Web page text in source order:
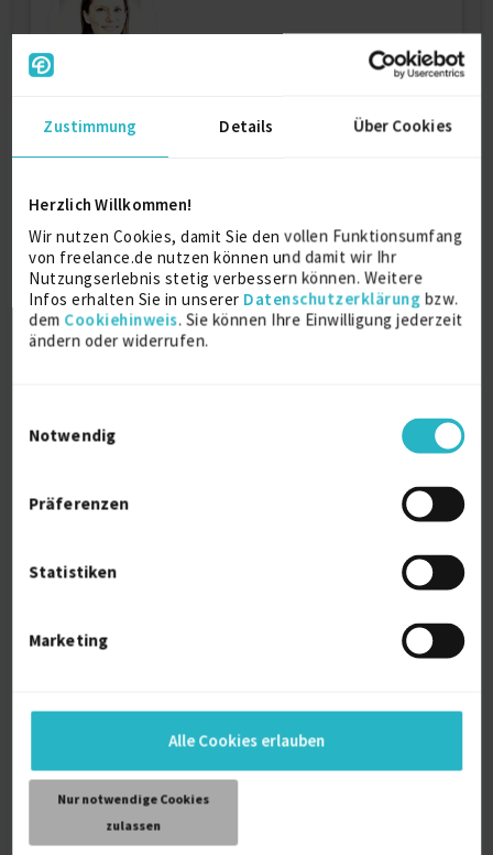
Zustimmung Details Über Cookies
Herzlich Willkommen!
Wir nutzen Cookies, damit Sie den vollen Funktionsumfang
von freelance.de nutzen können und damit wir Ihr
Nutzungserlebnis stetig verbessern können. Weitere
Infos erhalten Sie in unserer Datenschutzerklärung bzw.
dem Cookiehinweis. Sie können Ihre Einwilligung jederzeit
ändern oder widerrufen.
Notwendig
Präferenzen
Statistiken
Marketing
Alle Cookies erlauben
Nur notwendige Cookies
zulassen
Senior Clinical Research Associate
Klinische Arbeiten
2 J.
Verfügbarkeit einsehen
0
Referenzen
auf Anfrage
D-89233 Neu-Ulm
Klinische Forschung